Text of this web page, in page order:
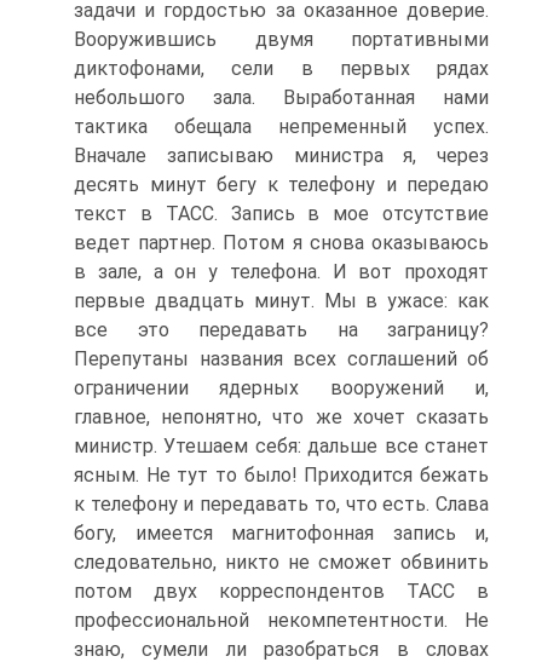
задачи и гордостью за оказанное доверие.
Вооружившись двумя портативными
диктофонами, сели в первых рядах
небольшого зала. Выработанная нами
тактика обещала непременный успех.
Вначале записываю министра я, через
десять минут бегу к телефону и передаю
текст в ТАСС. Запись в мое отсутствие
ведет партнер. Потом я снова оказываюсь
в зале, а он у телефона. И вот проходят
первые двадцать минут. Мы в ужасе: как
все это передавать на заграницу?
Перепутаны названия всех соглашений об
ограничении ядерных вооружений и,
главное, непонятно, что же хочет сказать
министр. Утешаем себя: дальше все станет
ясным. Не тут то было! Приходится бежать
к телефону и передавать то, что есть. Слава
богу, имеется магнитофонная запись и,
следовательно, никто не сможет обвинить
потом двух корреспондентов ТАСС в
профессиональной некомпетентности. Не
знаю, сумели ли разобраться в словах